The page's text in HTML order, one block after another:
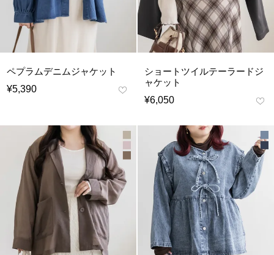
ペプラムデニムジャケット
¥5,390
ショートツイルテーラードジ
ャケット
¥6,050